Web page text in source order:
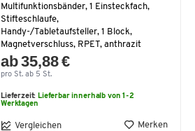
Multifunktionsbänder, 1 Einsteckfach,
Stifteschlaufe,
Handy-/Tabletaufsteller, 1 Block,
Magnetverschluss, RPET, anthrazit
ab 35,88 €
pro St. ab 5 St.
Lieferzeit: Lieferbar innerhalb von 1-2
Werktagen
Vergleichen Merken